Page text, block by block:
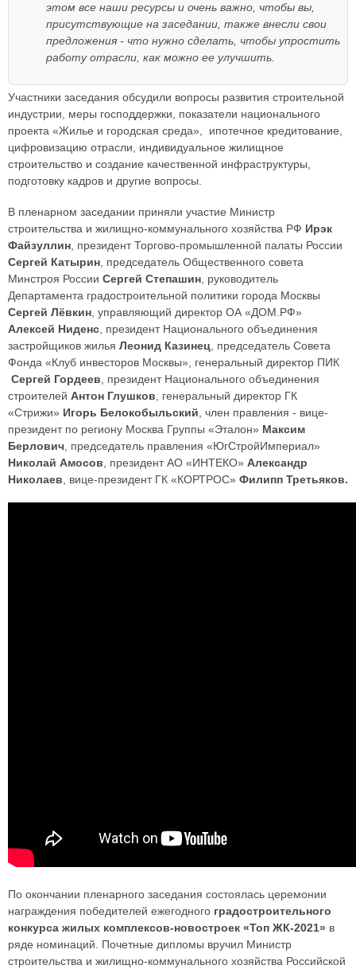
этом все наши ресурсы и очень важно, чтобы вы,
присутствующие на заседании, также внесли свои
предложения - что нужно сделать, чтобы упростить
работу отрасли, как можно ее улучшить.
Участники заседания обсудили вопросы развития строительной
индустрии, меры господдержки, показатели национального
проекта «Жилье и городская среда», ипотечное кредитование,
цифровизацию отрасли, индивидуальное жилищное
строительство и создание качественной инфраструктуры,
подготовку кадров и другие вопросы.
В пленарном заседании приняли участие Министр
строительства и жилищно-коммунального хозяйства РФ Ирэк
Файзуллин, президент Торгово-промышленной палаты России
Сергей Катырин, председатель Общественного совета
Минстроя России Сергей Степашин, руководитель
Департамента градостроительной политики города Москвы
Сергей Лёвкин, управляющий директор ОА «ДОМ.РФ»
Алексей Ниденс, президент Национального объединения
застройщиков жилья Леонид Казинец, председатель Совета
Фонда «Клуб инвесторов Москвы», генеральный директор ПИК
Сергей Гордеев, президент Национального объединения
строителей Антон Глушков, генеральный директор ГК
«Стрижи» Игорь Белокобыльский, член правления - вице-
президент по региону Москва Группы «Эталон» Максим
Берлович, председатель правления «ЮгСтройИмпериал»
Николай Амосов, президент АО «ИНТЕКО» Александр
Николаев, вице-президент ГК «КОРТРОС» Филипп Третьяков.
По окончании пленарного заседания состоялась церемонии
награждения победителей ежегодного градостроительного
конкурса жилых комплексов-новостроек «Топ ЖК-2021» в
ряде номинаций. Почетные дипломы вручил Министр
строительства и жилищно-коммунального хозяйства Российской